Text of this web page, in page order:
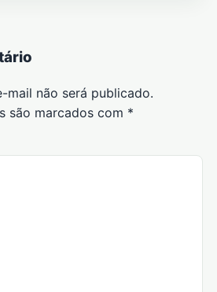
mail não será publicado.
são marcados com *